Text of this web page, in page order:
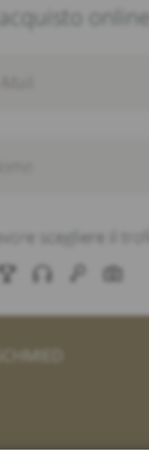
online.